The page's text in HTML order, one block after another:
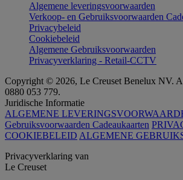
Algemene leveringsvoorwaarden
Verkoop- en Gebruiksvoorwaarden
Privacybeleid
Cookiebeleid
Algemene Gebruiksvoorwaarden
Privacyverklaring - Retail-CCTV
Copyright © 2026, Le Creuset Benelux NV.
0880 053 779.
Juridische Informatie
ALGEMENE
Gebruiksvoorwaarden Cadeaukaarten
COOKIEBELEID ALGEMENE
Privacyverklaring van
Le Creuset